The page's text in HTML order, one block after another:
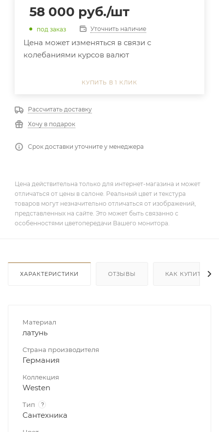
58 000 руб./шт
под заказ Уточнить наличие
Цена может изменяться в связи с
колебаниями курсов валют
КУПИТЬ В 1 КЛИК
Рассчитать доставку
Хочу в подарок
Срок доставки уточните у менеджера
Цена действительна только для интернет-магазина и может
отличаться от цены в салоне. Реальный цвет и текстура
товаров могут незначительно отличаться от изображений,
представленных на сайте. Это может быть связанно с
особенностями цветопередачи Вашего монитора.
ХАРАКТЕРИСТИКИ ОТЗЫВЫ КАК КУПИТЬ
Материал
латунь
Страна производителя
Германия
Коллекция
Westen
Тип ?
Сантехника